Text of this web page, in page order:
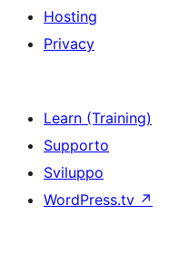
Hosting
Privacy
Learn (Training)
Supporto
Sviluppo
WordPress.tv ↗